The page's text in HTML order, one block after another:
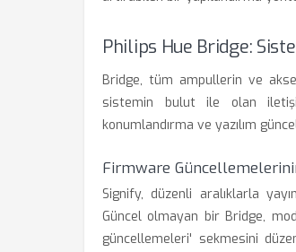
Philips Hue Bridge:
Bridge, tüm ampullerin ve
sistemin bulut ile olan
konumlandırma ve yazılım
Firmware
Signify, düzenli aralıklarla
Güncel olmayan bir Bridge,
güncellemeleri' sekmesini